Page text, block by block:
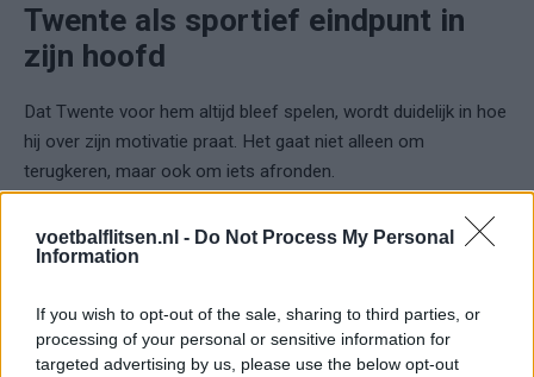
voetbalflitsen.nl - Do Not Process My Personal
Information
If you wish to opt-out of the sale, sharing to third parties, or
processing of your personal or sensitive information for
targeted advertising by us, please use the below opt-out
Twente als sportief eindpunt in
zijn hoofd
Dat Twente voor hem altijd bleef spelen, wordt duidelijk in hoe
hij over zijn motivatie praat. Het gaat niet alleen om
terugkeren, maar ook om iets afronden.
“Het doel is om de beker te winnen”, zegt hij kort.
iets opleveren, niet alleen een terugkeer zijn.
Ook het persoonlijke verhaal krijgt nog een randje mee, als hij